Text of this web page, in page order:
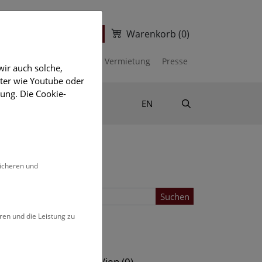
Warenkorb (0)
Vermietung Presse
EN
Suchen
auch solche,
wie Youtube oder
Die Cookie-
und
und die Leistung zu